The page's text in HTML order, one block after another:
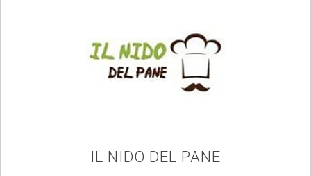
IL NIDO DEL PANE